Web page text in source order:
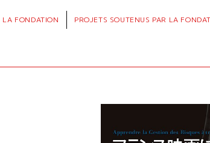
LA FONDATION PROJETS SOUTENUS PAR LA